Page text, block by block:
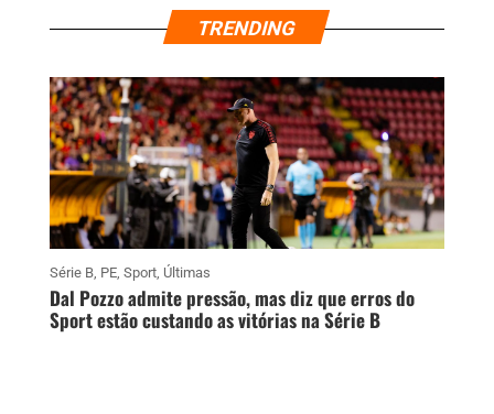
TRENDING
Série B, PE, Sport, Últimas
Dal Pozzo admite pressão, mas diz que erros do
Sport estão custando as vitórias na Série B